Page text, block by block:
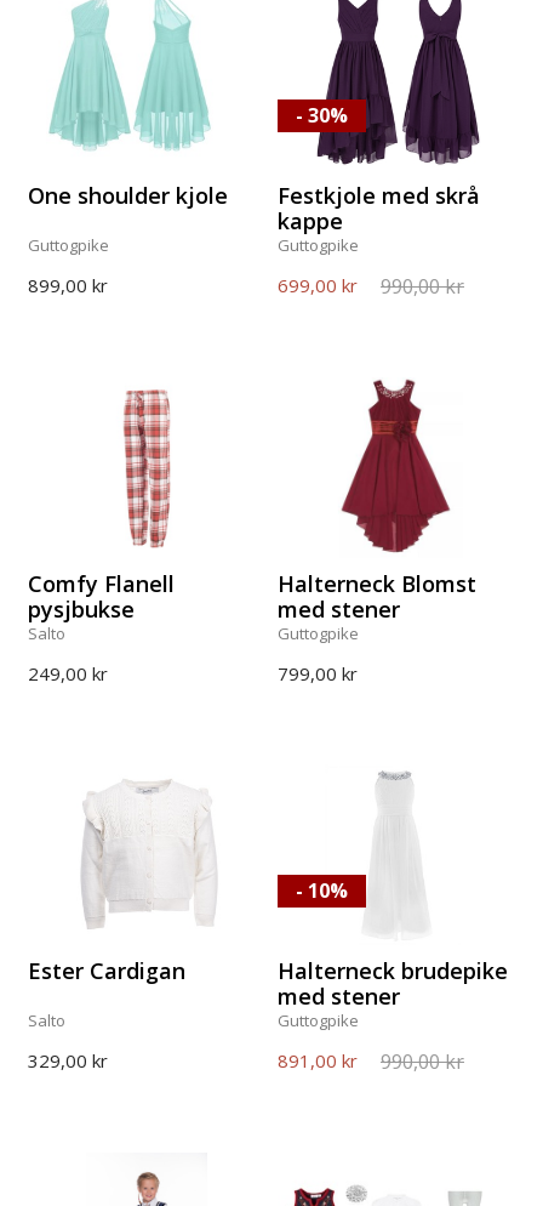
One shoulder kjole
Guttogpike
899,00 kr
Festkjole med skrå
kappe
Guttogpike
699,00 kr 990,00 kr
- 30%
Comfy Flanell
pysjbukse
Salto
249,00 kr
Halterneck Blomst
med stener
Guttogpike
799,00 kr
Ester Cardigan
Salto
329,00 kr
Halterneck brudepike
med stener
Guttogpike
891,00 kr 990,00 kr
- 10%